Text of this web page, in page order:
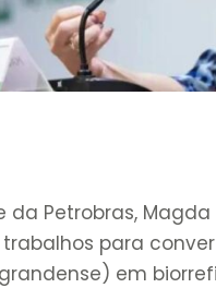
da Petrobras,
para
em